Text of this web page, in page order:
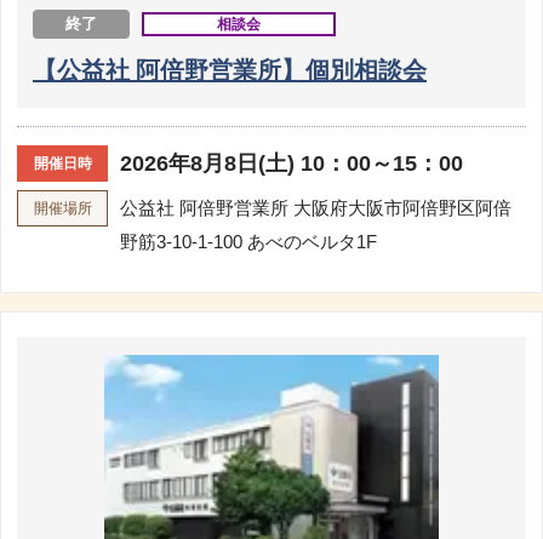
終了 相談会
【公益社 阿倍野営業所】個別相談会
開催日時 2026年8月8日(土) 10：00～15：00
開催場所 公益社 阿倍野営業所 大阪府大阪市阿倍野区阿倍
野筋3-10-1-100 あべのベルタ1F